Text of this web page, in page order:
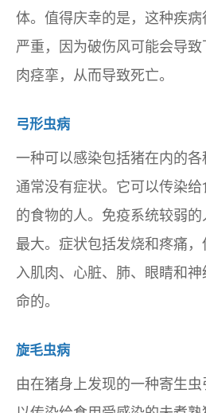
体。值得庆幸的是，这种疾
严重，因为破伤风可能会导
肉痉挛，从而导致死亡。
弓形虫病
一种可以感染包括猪在内的各
通常没有症状。它可以传染
的食物的人。免疫系统较弱
最大。症状包括发烧和疼痛
入肌肉、心脏、肺、眼睛和
命的。
旋毛虫病
由在猪身上发现的一种寄生